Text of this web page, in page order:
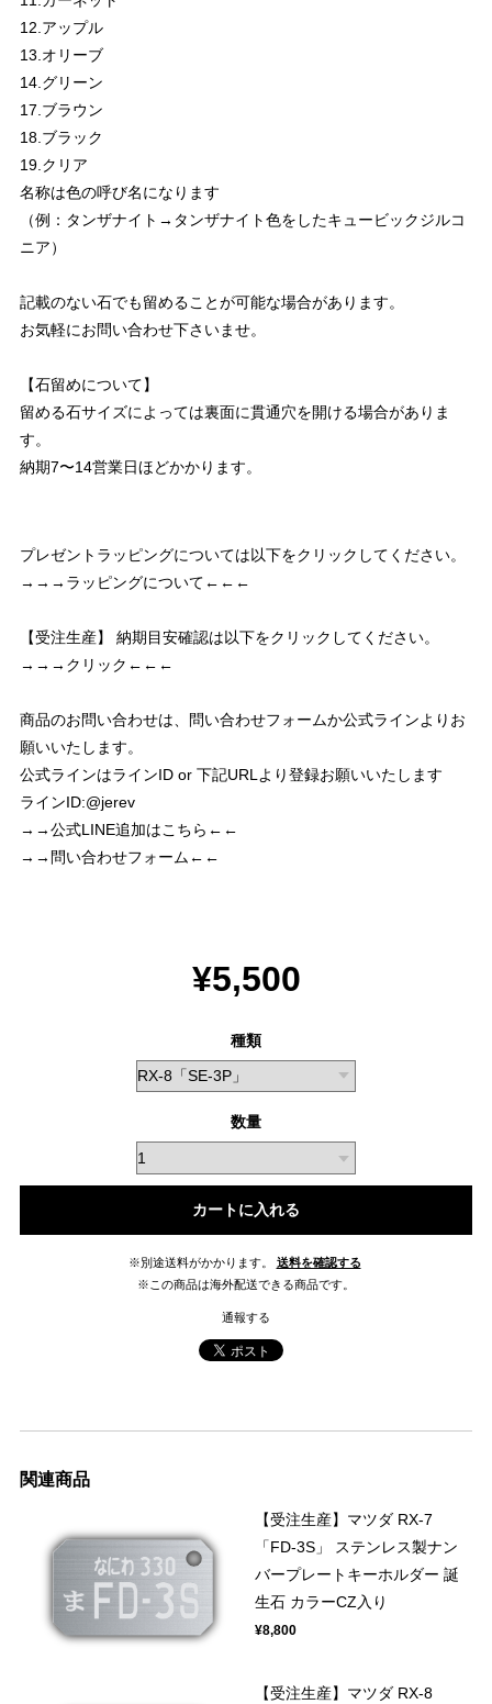
12.アップル
13.オリーブ
14.グリーン
17.ブラウン
18.ブラック
19.クリア
名称は色の呼び名になります
（例：タンザナイト→タンザナイト色をしたキュービックジルコ
ニア）
記載のない石でも留めることが可能な場合があります。
お気軽にお問い合わせ下さいませ。
【石留めについて】
留める石サイズによっては裏面に貫通穴を開ける場合がありま
す。
納期7〜14営業日ほどかかります。
プレゼントラッピングについては以下をクリックしてください。
→→→ラッピングについて←←←
【受注生産】 納期目安確認は以下をクリックしてください。
→→→クリック←←←
商品のお問い合わせは、問い合わせフォームか公式ラインよりお
願いいたします。
公式ラインはラインID or 下記URLより登録お願いいたします
ラインID:@jerev
→→公式LINE追加はこちら←←
→→問い合わせフォーム←←
¥5,500
種類
数量
カートに入れる
※別途送料がかかります。
送料を確認する
※この商品は海外配送できる商品です。
通報する
関連商品
【受注生産】マツダ RX-7
「FD-3S」 ステンレス製ナン
バープレートキーホルダー 誕
生石 カラーCZ入り
¥8,800
【受注生産】マツダ RX-8